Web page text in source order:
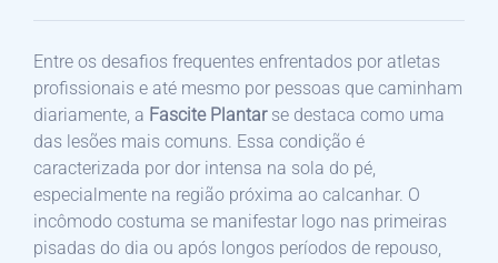
Entre os desafios frequentes enfrentados por atletas
profissionais e até mesmo por pessoas que caminham
diariamente, a Fascite Plantar se destaca como uma
das lesões mais comuns. Essa condição é
caracterizada por dor intensa na sola do pé,
especialmente na região próxima ao calcanhar. O
incômodo costuma se manifestar logo nas primeiras
pisadas do dia ou após longos períodos de repouso,